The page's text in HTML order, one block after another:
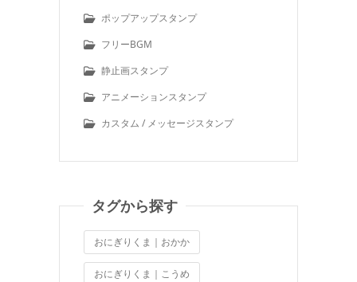
ポップアップスタンプ
フリーBGM
静止画スタンプ
アニメーションスタンプ
カスタム / メッセージスタンプ
タグから探す
おにぎりくま｜おかか
おにぎりくま｜こうめ